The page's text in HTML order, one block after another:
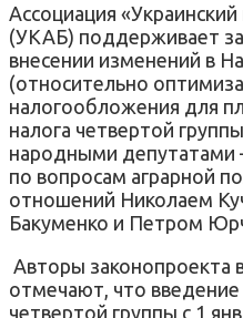
Ассоциация
(УКАБ) поддерживает
внесении изменений в
(относительно
налогообложения для
налога четвертой
народными депутатами
по вопросам аграрной
отношений Николаем
Бакуменко и Петром
Авторы законопроекта
отмечают, что введение
четвертой группы с 1